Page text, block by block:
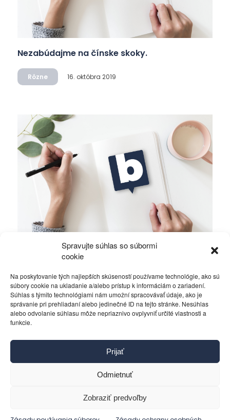
Spravujte súhlas so súbormi
cookie
Na poskytovanie tých najlepších skúseností používame technológie, ako sú
súbory cookie na ukladanie a/alebo prístup k informáciám o zariadení.
Súhlas s týmito technológiami nám umožní spracovávať údaje, ako je
správanie pri prehliadaní alebo jedinečné ID na tejto stránke. Nesúhlas
alebo odvolanie súhlasu môže nepriaznivo ovplyvniť určité vlastnosti a
funkcie.
Prijať
Odmietnuť
Zobraziť predvoľby
Nezabúdajme na čínske skoky.
Rôzne 16. októbra 2019
FED má voľnú len jedinú cestu – krízu.
Rôzne 16. októbra 2019
Kontakt
Pravidlá používania
Reklama
Cookies
Ochrana osobných údajov